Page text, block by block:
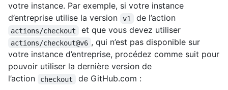
votre instance. Par exemple, si votre instance
d’entreprise utilise la version
v1 de l’action
actions/checkout et que vous devez utiliser
actions/checkout@v6 , qui n’est pas disponible sur
votre instance d’entreprise, procédez comme suit pour
pouvoir utiliser la dernière version de
l’action
checkout
de GitHub.com :